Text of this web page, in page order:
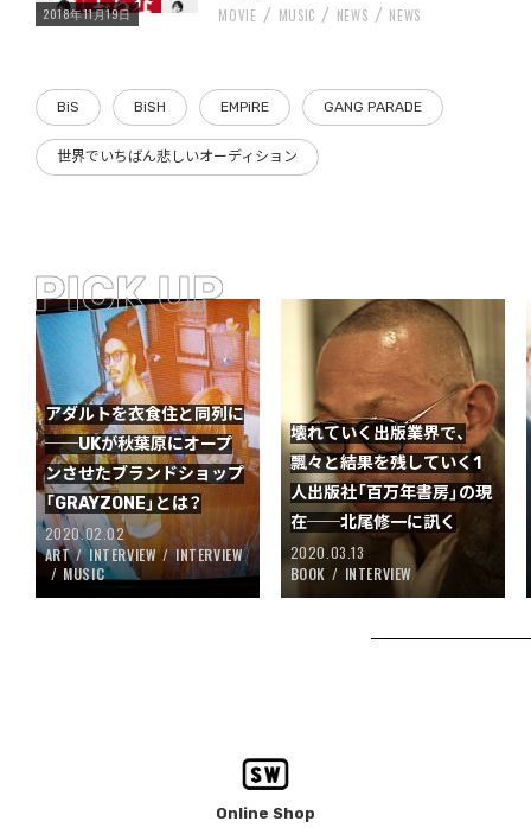
2018年11月19日
MOVIE MUSIC NEWS NEWS
BiS BiSH EMPiRE GANG PARADE
世界でいちばん悲しいオーディション
アダルトを衣食住と同列に
──UKが秋葉原にオープ
ンさせたブランドショップ
「GRAYZONE」とは？
2020.02.02
ART
INTERVIEW
INTERVIEW
MUSIC
壊れていく出版業界で、
飄々と結果を残していく1
人出版社「百万年書房」の現
在──北尾修一に訊く
2020.03.13
BOOK
INTERVIEW
Online Shop